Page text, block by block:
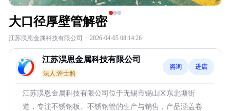
大口径厚壁管解密
江苏淏恩金属科技有限公司 · 2026-04-05 08:14:26
江苏淏恩金属科技有限公司
法人:许士豹
咨询 进店
江苏淏恩金属科技有限公司位于无锡市锡山区东北塘街
道，专注不锈钢板、不锈钢管的生产与销售，产品涵盖卷